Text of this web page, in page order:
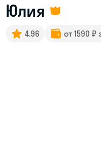
Юлия
4.96 от 1590 ₽